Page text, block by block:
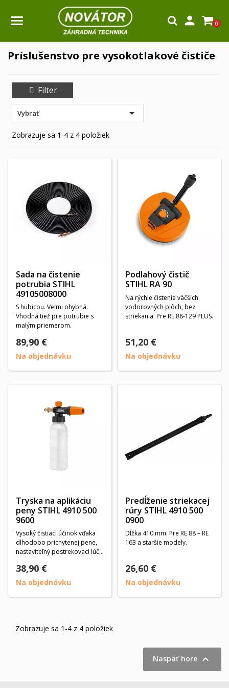
 0
Príslušenstvo pre vysokotlakové čističe
Filter
Vybrať 
Zobrazuje sa 1-4 z 4 položiek
Sada na čistenie
potrubia STIHL
49105008000
S hubicou. Veľmi ohybná.
Vhodná tiež pre potrubie s
malým priemerom.
89,90 €
Na objednávku
Podlahový čistič
STIHL RA 90
Na rýchle čistenie väčších
vodorovných plôch, bez
striekania. Pre RE 88-129 PLUS.
51,20 €
Na objednávku
Tryska na aplikáciu
peny STIHL 4910 500
9600
Vysoký čistiaci účinok vďaka
dlhodobo prichytenej pene,
nastaviteľný postrekovací lúč
38,90 €
Na objednávku
Predĺženie striekacej
rúry STIHL 4910 500
0900
Dĺžka 410 mm. Pre RE 88 – RE
163 a staršie modely.
26,60 €
Na objednávku
Zobrazuje sa 1-4 z 4 položiek
Naspäť hore 